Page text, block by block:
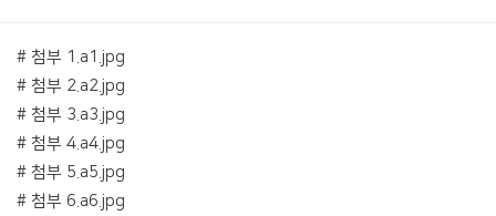
# 첨부 1.a1.jpg
# 첨부 2.a2.jpg
# 첨부 3.a3.jpg
# 첨부 4.a4.jpg
# 첨부 5.a5.jpg
# 첨부 6.a6.jpg